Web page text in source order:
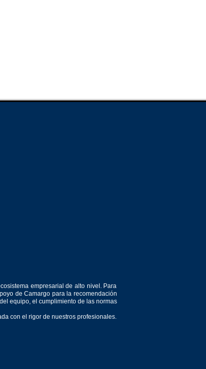
empresarial de alto nivel. Para
de Camargo para la recomendación
equipo, el cumplimiento de las normas
con el rigor de nuestros profesionales.